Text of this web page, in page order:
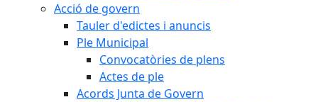
Acció de govern
Tauler d'edictes i anuncis
Ple Municipal
Convocatòries de plens
Actes de ple
Acords Junta de Govern